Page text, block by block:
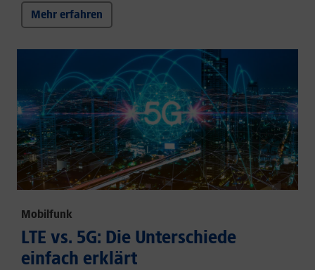
Mehr erfahren
Mobilfunk
LTE vs. 5G: Die Unterschiede
einfach erklärt